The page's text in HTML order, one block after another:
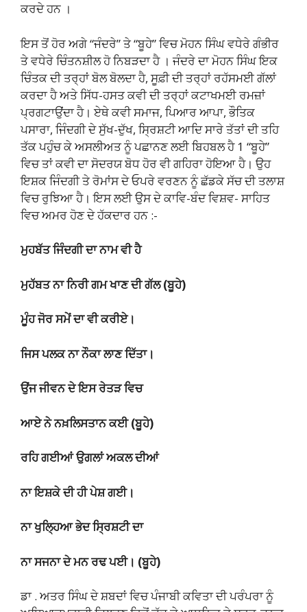
ਕਰਦੇ ਹਨ ।
ਇਸ ਤੋਂ ਹੋਰ ਅਗੇ “ਜੰਦਰੇ” ਤੇ “ਬੂਹੇ” ਵਿਚ ਮੋਹਨ ਸਿੰਘ ਵਧੇਰੇ ਗੰਭੀਰ
ਤੇ ਵਧੇਰੇ ਚਿੰਤਨਸ਼ੀਲ ਹੋ ਨਿਬੜਦਾ ਹੈ । ਜੰਦਰੇ ਦਾ ਮੋਹਨ ਸਿੰਘ ਇਕ
ਚਿੰਤਕ ਦੀ ਤਰ੍ਹਾਂ ਬੋਲ ਬੋਲਦਾ ਹੈ, ਸੂਫ਼ੀ ਦੀ ਤਰ੍ਹਾਂ ਰਹੱਸਮਈ ਗੱਲਾਂ
ਕਰਦਾ ਹੈ ਅਤੇ ਸਿੱਧ-ਹਸਤ ਕਵੀ ਦੀ ਤਰ੍ਹਾਂ ਕਟਾਖਮਈ ਰਮਜ਼ਾਂ
ਪ੍ਰਗਟਾਉਂਦਾ ਹੈ। ਏਥੇ ਕਵੀ ਸਮਾਜ, ਪਿਆਰ ਆਪਾ, ਭੌਤਿਕ
ਪਸਾਰਾ, ਜਿੰਦਗੀ ਦੇ ਸੁੱਖ-ਦੁੱਖ, ਸ੍ਰਿਸ਼ਟੀ ਆਦਿ ਸਾਰੇ ਤੱਤਾਂ ਦੀ ਤਹਿ
ਤੱਕ ਪਹੁੰਚ ਕੇ ਅਸਲੀਅਤ ਨੂੰ ਪਛਾਨਣ ਲਈ ਬਿਹਬਲ ਹੈ 1 “ਬੂਹੇ”
ਵਿਚ ਤਾਂ ਕਵੀ ਦਾ ਸੋਦਰਯ ਬੋਧ ਹੋਰ ਵੀ ਗਹਿਰਾ ਹੋਇਆ ਹੈ। ਉਹ
ਇਸ਼ਕ ਜਿੰਦਗੀ ਤੇ ਰੋਮਾਂਸ ਦੇ ਓਪਰੇ ਵਰਣਨ ਨੂੰ ਛੱਡਕੇ ਸੱਚ ਦੀ ਤਲਾਸ਼
ਵਿਚ ਰੁਝਿਆ ਹੈ। ਇਸ ਲਈ ਉਸ ਦੇ ਕਾਵਿ-ਬੰਦ ਵਿਸ਼ਵ- ਸਾਹਿਤ
ਵਿਚ ਅਮਰ ਹੋਣ ਦੇ ਹੱਕਦਾਰ ਹਨ :-
ਮੁਹਬੱਤ ਜਿੰਦਗੀ ਦਾ ਨਾਮ ਵੀ ਹੈ
ਮੁਹੱਬਤ ਨਾ ਨਿਰੀ ਗਮ ਖਾਣ ਦੀ ਗੱਲ (ਬੂਹੇ)
ਮੂੰਹ ਜੋਰ ਸਮੇਂ ਦਾ ਵੀ ਕਰੀਏ।
ਜਿਸ ਪਲਕ ਨਾ ਨੌਕਾ ਲਾਣ ਦਿੱਤਾ।
ਉਂਜ ਜੀਵਨ ਦੇ ਇਸ ਰੇਤੜ ਵਿਚ
ਆਏ ਨੇ ਨਖ਼ਲਿਸਤਾਨ ਕਈ (ਬੂਹੇ)
ਰਹਿ ਗਈਆਂ ਉਗਲਾਂ ਅਕਲ ਦੀਆਂ
ਨਾ ਇਸ਼ਕੇ ਦੀ ਹੀ ਪੇਸ਼ ਗਈ।
ਨਾ ਖੁਲ੍ਹਿਆ ਭੇਦ ਸ੍ਰਿਸ਼ਟੀ ਦਾ
ਨਾ ਸਜਨਾ ਦੇ ਮਨ ਰਢ ਪਈ। (ਬੂਹੇ)
ਡਾ . ਅਤਰ ਸਿੰਘ ਦੇ ਸ਼ਬਦਾਂ ਵਿਚ ਪੰਜਾਬੀ ਕਵਿਤਾ ਦੀ ਪਰੰਪਰਾ ਨੂੰ